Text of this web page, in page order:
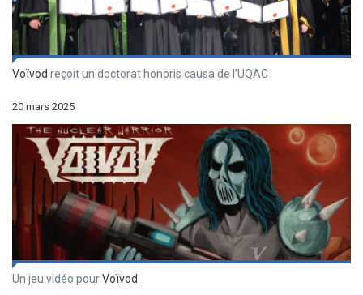
Voïvod reçoit un doctorat honoris causa de l’UQAC
20 mars 2025
Un jeu vidéo pourVoïvod